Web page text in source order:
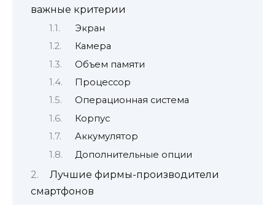
важные критерии
Экран
Камера
Объем памяти
Процессор
Операционная система
Корпус
Аккумулятор
Дополнительные опции
Лучшие фирмы-производители
смартфонов